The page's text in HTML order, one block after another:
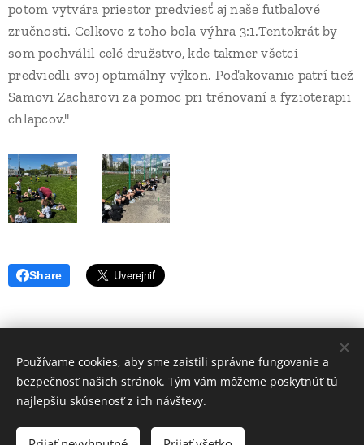
potom vytvára priestor predviesť aj naše futbalové
zručnosti. Celkovo z toho bola výhra 3:1.Tentokrát by
som pochválil celé družstvo, kde takmer všetci
predviedli svoj optimálny výkon. Poďakovanie patrí tiež
Samovi Zacharovi za pomoc pri trénovaní a fyzioterapii
chlapcov."
Share
Volajte.:+421 917 784 130
Web vytvorila Futbalová škola JUVENTUS -2021- Tvoríme weby pre
Vás úspech - www.fsjsro.sk
Používame cookies, aby sme zaistili správne fungovanie a
bezpečnosť našich stránok. Tým vám môžeme poskytnúť tú
najlepšiu skúsenosť z ich návštevy.